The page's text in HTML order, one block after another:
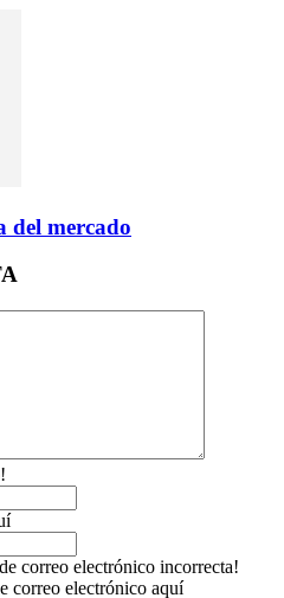
del mercado
correo electrónico incorrecta!
correo electrónico aquí